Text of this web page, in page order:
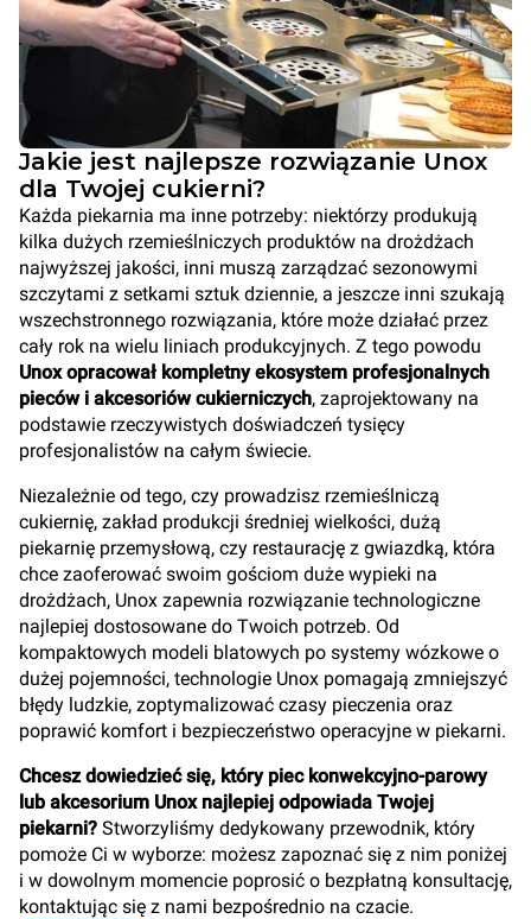
Jakie jest najlepsze rozwiązanie Unox
dla Twojej cukierni?
Każda piekarnia ma inne potrzeby: niektórzy produkują
kilka dużych rzemieślniczych produktów na drożdżach
najwyższej jakości, inni muszą zarządzać sezonowymi
szczytami z setkami sztuk dziennie, a jeszcze inni szukają
wszechstronnego rozwiązania, które może działać przez
cały rok na wielu liniach produkcyjnych. Z tego powodu
Unox opracował kompletny ekosystem profesjonalnych
pieców i akcesoriów cukierniczych, zaprojektowany na
podstawie rzeczywistych doświadczeń tysięcy
profesjonalistów na całym świecie.
Niezależnie od tego, czy prowadzisz rzemieślniczą
cukiernię, zakład produkcji średniej wielkości, dużą
piekarnię przemysłową, czy restaurację z gwiazdką, która
chce zaoferować swoim gościom duże wypieki na
drożdżach, Unox zapewnia rozwiązanie technologiczne
najlepiej dostosowane do Twoich potrzeb. Od
kompaktowych modeli blatowych po systemy wózkowe o
dużej pojemności, technologie Unox pomagają zmniejszyć
błędy ludzkie, zoptymalizować czasy pieczenia oraz
poprawić komfort i bezpieczeństwo operacyjne w piekarni.
Chcesz dowiedzieć się, który piec konwekcyjno-parowy
lub akcesorium Unox najlepiej odpowiada Twojej
piekarni? Stworzyliśmy dedykowany przewodnik, który
pomoże Ci w wyborze: możesz zapoznać się z nim poniżej
i w dowolnym momencie poprosić o bezpłatną konsultację,
kontaktując się z nami bezpośrednio na czacie.